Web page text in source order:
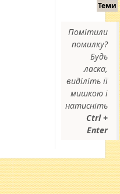
Теми
Помітили
помилку?
Будь
ласка,
виділіть її
мишкою і
натисніть
Ctrl +
Enter